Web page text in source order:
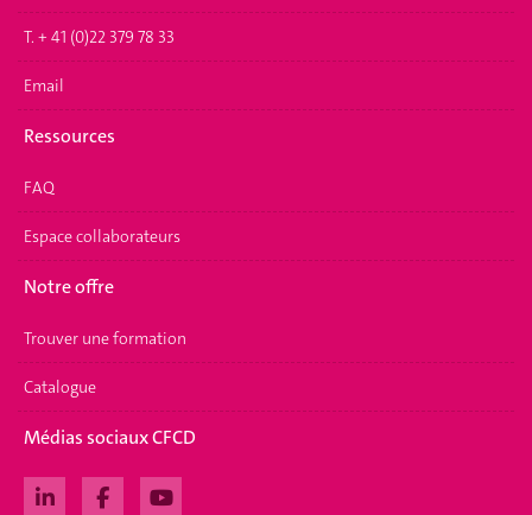
T. + 41 (0)22 379 78 33
Email
Ressources
FAQ
Espace collaborateurs
Notre offre
Trouver une formation
Catalogue
Médias sociaux CFCD